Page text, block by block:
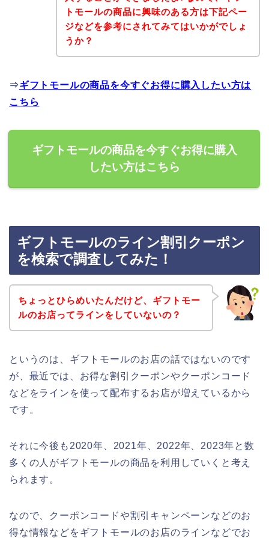
トモールの商品に興味のある方は下記ペー
ジなどを参考にされてみてはいかがでしょ
うか？
⇒ギフトモールの商品を今すぐお得に購入したい方は
こちら
ギフトモールの商品を今すぐお得に購入
したい方はこちら
ギフトモールのライン割引クーポン
を検索で調査してみた！
ちょっとひらめいたんだけど、ギフトモー
ルのお店ってラインをしていないの？
というのは、ギフトモールのお店の話ではないのです
が、最近では、お得な割引クーポンやクーポンコード
などをラインを使って配布するお店が増えているから
です。
それに今後も2020年、2021年、2022年、2023年と数
多くの人がギフトモールの商品を利用していくと考え
られます。
なので、クーポンコードや割引キャンペーンなどのお
得な情報などをギフトモールのお店のラインなどでお